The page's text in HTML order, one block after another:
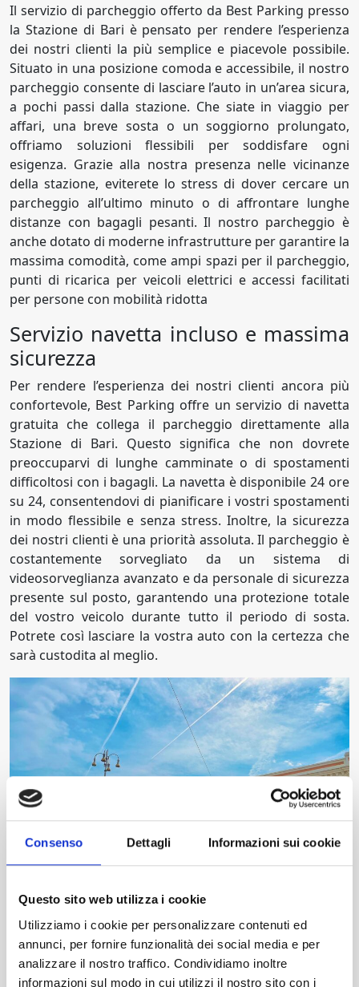
Consenso Dettagli Informazioni sui cookie
Questo sito web utilizza i cookie
Utilizziamo i cookie per personalizzare contenuti ed
annunci, per fornire funzionalità dei social media e per
analizzare il nostro traffico. Condividiamo inoltre
informazioni sul modo in cui utilizzi il nostro sito con i
Il servizio di parcheggio offerto da Best Parking presso
la Stazione di Bari è pensato per rendere l’esperienza
dei nostri clienti la più semplice e piacevole possibile.
Situato in una posizione comoda e accessibile, il nostro
parcheggio consente di lasciare l’auto in un’area sicura,
a pochi passi dalla stazione. Che siate in viaggio per
affari, una breve sosta o un soggiorno prolungato,
offriamo soluzioni flessibili per soddisfare ogni
esigenza. Grazie alla nostra presenza nelle vicinanze
della stazione, eviterete lo stress di dover cercare un
parcheggio all’ultimo minuto o di affrontare lunghe
distanze con bagagli pesanti. Il nostro parcheggio è
anche dotato di moderne infrastrutture per garantire la
massima comodità, come ampi spazi per il parcheggio,
punti di ricarica per veicoli elettrici e accessi facilitati
per persone con mobilità ridotta
Servizio navetta incluso e massima
sicurezza
Per rendere l’esperienza dei nostri clienti ancora più
confortevole, Best Parking offre un servizio di navetta
gratuita che collega il parcheggio direttamente alla
Stazione di Bari. Questo significa che non dovrete
preoccuparvi di lunghe camminate o di spostamenti
difficoltosi con i bagagli. La navetta è disponibile 24 ore
su 24, consentendovi di pianificare i vostri spostamenti
in modo flessibile e senza stress. Inoltre, la sicurezza
dei nostri clienti è una priorità assoluta. Il parcheggio è
costantemente sorvegliato da un sistema di
videosorveglianza avanzato e da personale di sicurezza
presente sul posto, garantendo una protezione totale
del vostro veicolo durante tutto il periodo di sosta.
Potrete così lasciare la vostra auto con la certezza che
sarà custodita al meglio.
Parcheggia comodamente con le
nostre offerte